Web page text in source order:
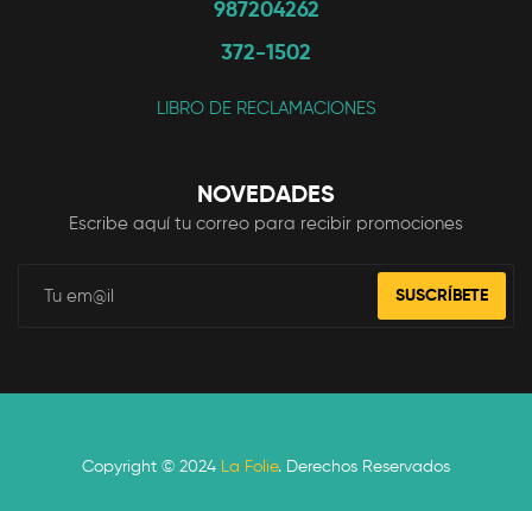
987204262
372-1502
LIBRO DE RECLAMACIONES
NOVEDADES
Escribe aquí tu correo para recibir promociones
SUSCRÍBETE
Copyright © 2024 La Folie. Derechos Reservados